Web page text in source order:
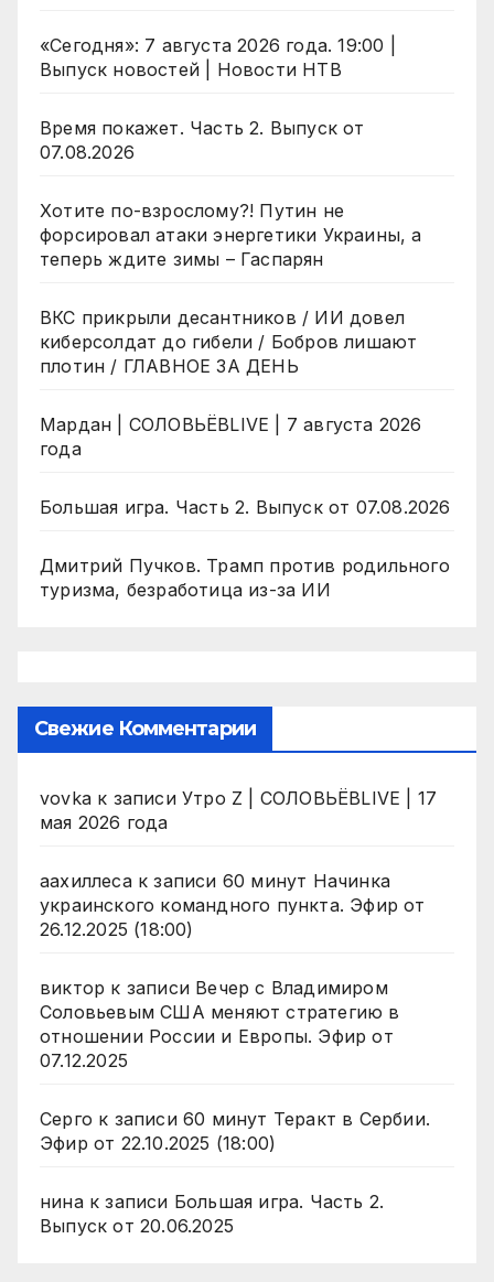
«Сегодня»: 7 августа 2026 года. 19:00 |
Выпуск новостей | Новости НТВ
Время покажет. Часть 2. Выпуск от
07.08.2026
Хотите по-взрослому?! Путин не
форсировал атаки энергетики Украины, а
теперь ждите зимы – Гаспарян
ВКС прикрыли десантников / ИИ довел
киберсолдат до гибели / Бобров лишают
плотин / ГЛАВНОЕ ЗА ДЕНЬ
Мардан | СОЛОВЬЁВLIVE | 7 августа 2026
года
Большая игра. Часть 2. Выпуск от 07.08.2026
Дмитрий Пучков. Трамп против родильного
туризма, безработица из-за ИИ
Свежие Комментарии
vovka к записи Утро Z | СОЛОВЬЁВLIVE | 17
мая 2026 года
аахиллесак записи 60 минут Начинка
украинского командного пункта. Эфир от
26.12.2025 (18:00)
виктор к записи Вечер с Владимиром
Соловьевым США меняют стратегию в
отношении России и Европы. Эфир от
07.12.2025
Серго к записи 60 минут Теракт в Сербии.
Эфир от 22.10.2025 (18:00)
нинак записи Большая игра. Часть 2.
Выпуск от 20.06.2025